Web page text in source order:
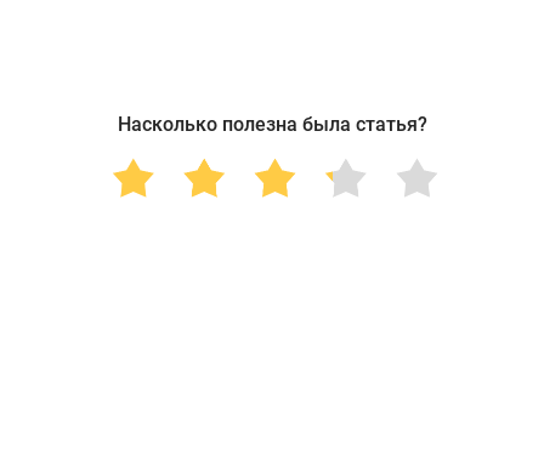
Насколько полезна была статья?